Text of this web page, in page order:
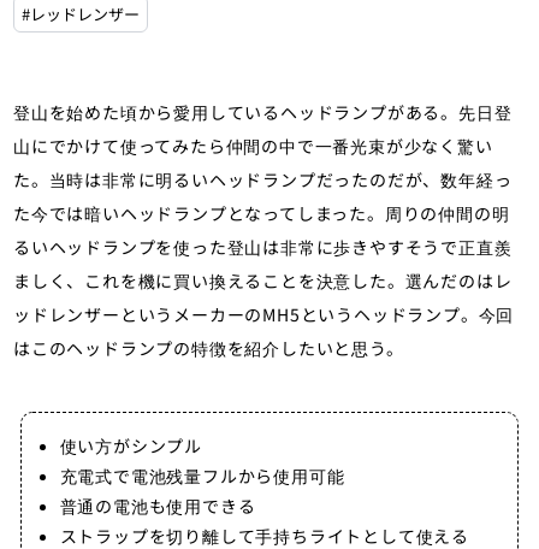
#レッドレンザー
登山を始めた頃から愛用しているヘッドランプがある。先日登
山にでかけて使ってみたら仲間の中で一番光束が少なく驚い
た。当時は非常に明るいヘッドランプだったのだが、数年経っ
た今では暗いヘッドランプとなってしまった。周りの仲間の明
るいヘッドランプを使った登山は非常に歩きやすそうで正直羨
ましく、これを機に買い換えることを決意した。選んだのはレ
ッドレンザーというメーカーのMH5というヘッドランプ。今回
はこのヘッドランプの特徴を紹介したいと思う。
使い方がシンプル
充電式で電池残量フルから使用可能
普通の電池も使用できる
ストラップを切り離して手持ちライトとして使える